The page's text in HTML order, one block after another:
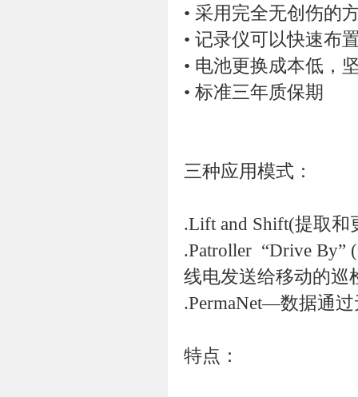
• 采用完全无创伤的
• 记录仪可以快速布
• 电池更换成本低，
• 标准三年质保期
三种应用模式：
.Lift and Shift(提取
.Patroller “Drive
线电发送给移动的巡
.PermaNet—数据通
特点：